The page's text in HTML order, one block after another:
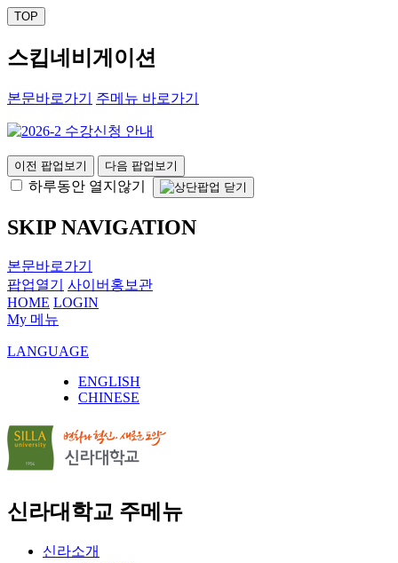
TOP
스킵네비게이션
본문바로가기 주메뉴 바로가기
이전 팝업보기 다음 팝업보기
하루동안 열지않기
SKIP NAVIGATION
본문바로가기
팝업열기
사이버홍보관
HOME LOGIN
My 메뉴
LANGUAGE
ENGLISH
CHINESE
신라대학교 주메뉴
신라소개